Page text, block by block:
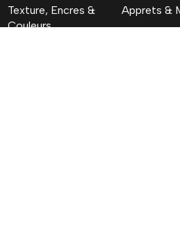
Texture, Encres &
Couleurs
Apprets &